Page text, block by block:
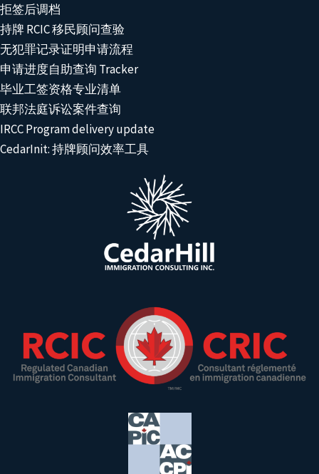
拒签后调档
持牌 RCIC 移民顾问查验
无犯罪记录证明申请流程
申请进度自助查询 Tracker
毕业工签资格专业清单
联邦法庭诉讼案件查询
IRCC Program delivery update
CedarInit: 持牌顾问效率工具